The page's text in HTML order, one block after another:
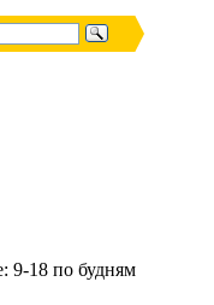
9-18 по будням